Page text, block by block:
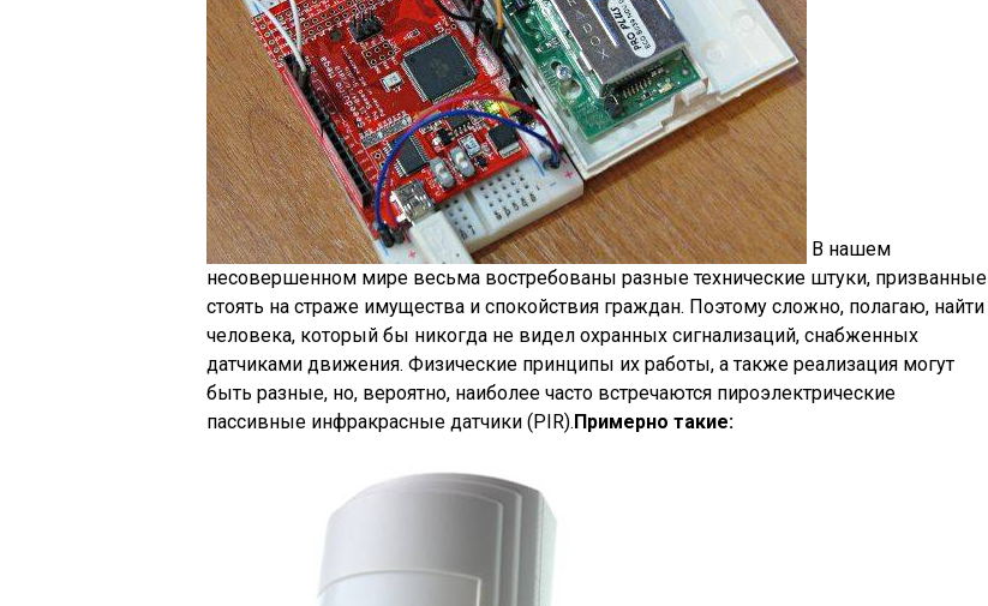
В нашем
несовершенном мире весьма востребованы разные технические штуки, призванные
стоять на страже имущества и спокойствия граждан. Поэтому сложно, полагаю, найти
человека, который бы никогда не видел охранных сигнализаций, снабженных
датчиками движения. Физические принципы их работы, а также реализация могут
быть разные, но, вероятно, наиболее часто встречаются пироэлектрические
пассивные инфракрасные датчики (PIR).Примерно такие: